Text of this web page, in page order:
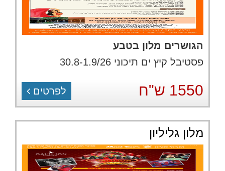
הגושרים מלון בטבע
פסטיבל קיץ ים תיכוני 30.8-1.9/26
1550 ש"ח לפרטים
מלון גליליון